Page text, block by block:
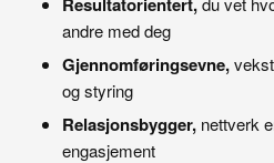
andre med deg
Gjennomføringsevne,
og styring
Relasjonsbygger,nettverk
engasjement